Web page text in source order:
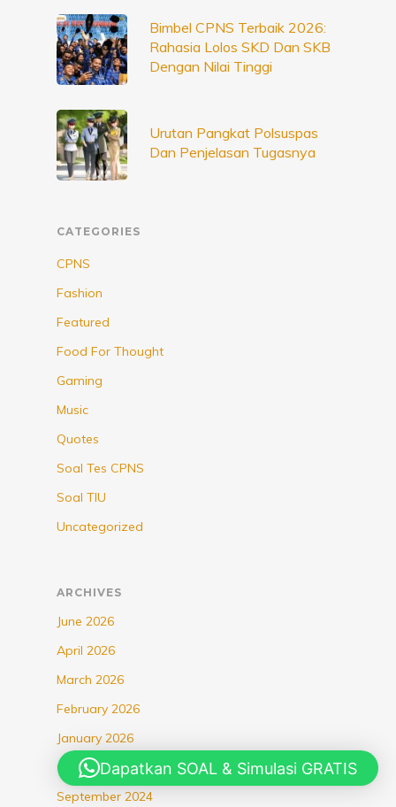
Bimbel CPNS Terbaik 2026:
Rahasia Lolos SKD Dan SKB
Dengan Nilai Tinggi
Urutan Pangkat Polsuspas
Dan Penjelasan Tugasnya
CATEGORIES
CPNS
Fashion
Featured
Food For Thought
Gaming
Music
Quotes
Soal Tes CPNS
Soal TIU
Uncategorized
ARCHIVES
June 2026
April 2026
March 2026
February 2026
January 2026
October 2025
September 2024
Dapatkan SOAL & Simulasi GRATIS